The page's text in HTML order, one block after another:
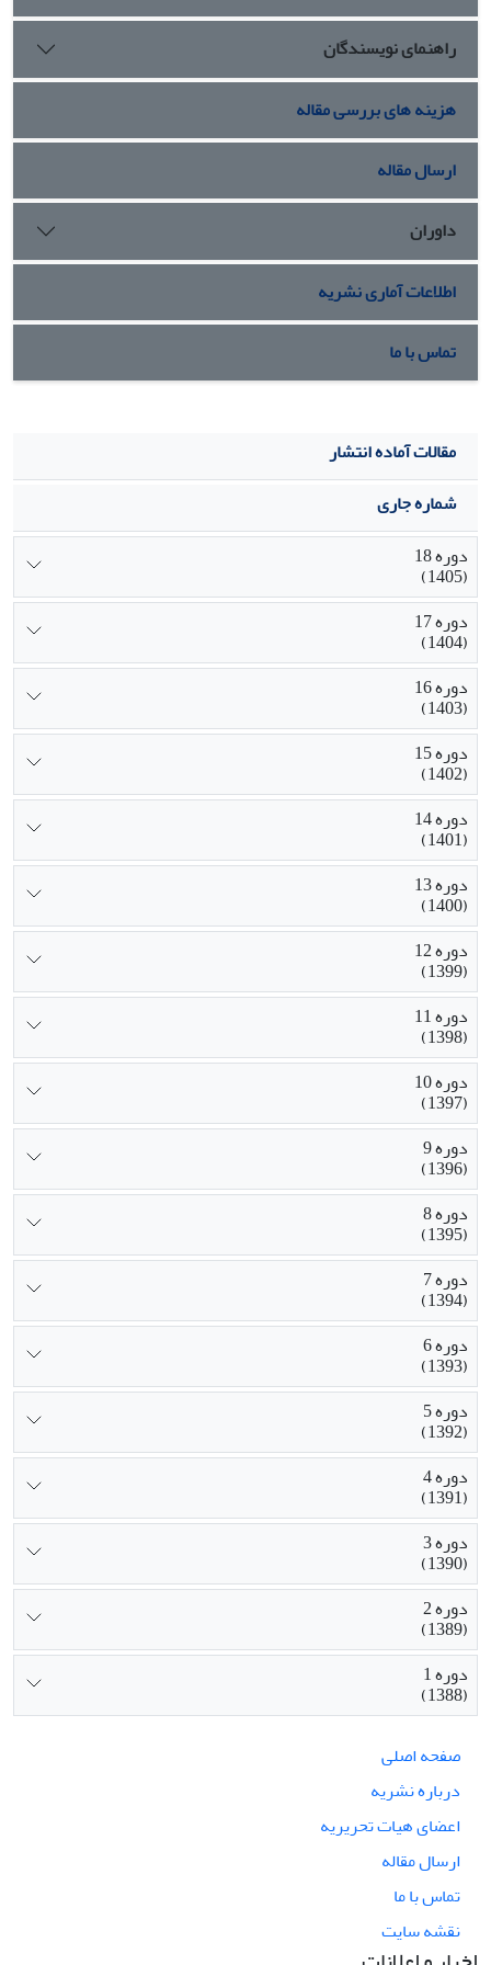
عامۀ تاریخی در شرق و غرب بازنمایی می‌شود..
راهنمای نویسندگان
هزینه های بررسی مقاله
ارسال مقاله
داوران
اطلاعات آماری نشریه
تماس با ما
مقالات آماده انتشار
شماره جاری
دوره 18
(1405)
دوره 17
(1404)
دوره 16
(1403)
دوره 15
(1402)
دوره 14
(1401)
دوره 13
(1400)
دوره 12
(1399)
دوره 11
(1398)
دوره 10
(1397)
دوره 9
(1396)
دوره 8
(1395)
دوره 7
(1394)
دوره 6
(1393)
دوره 5
(1392)
دوره 4
(1391)
دوره 3
(1390)
دوره 2
(1389)
دوره 1
(1388)
صفحه اصلی
درباره نشریه
اعضای هیات تحریریه
ارسال مقاله
تماس با ما
نقشه سایت